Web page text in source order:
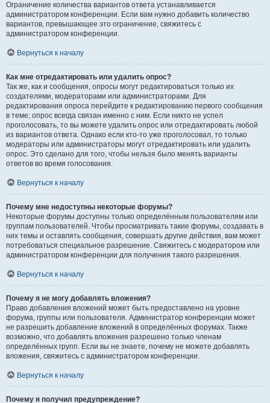
Ограничение количества вариантов ответа устанавливается
администратором конференции. Если вам нужно добавить количество
вариантов, превышающее это ограничение, свяжитесь с
администратором конференции.
Вернуться к началу
Как мне отредактировать или удалить опрос?
Так же, как и сообщения, опросы могут редактироваться только их
создателями, модераторами или администраторами. Для
редактирования опроса перейдите к редактированию первого сообщения
в теме; опрос всегда связан именно с ним. Если никто не успел
проголосовать, то вы можете удалить опрос или отредактировать любой
из вариантов ответа. Однако если кто-то уже проголосовал, то только
модераторы или администраторы могут отредактировать или удалить
опрос. Это сделано для того, чтобы нельзя было менять варианты
ответов во время голосования.
Вернуться к началу
Почему мне недоступны некоторые форумы?
Некоторые форумы доступны только определённым пользователям или
группам пользователей. Чтобы просматривать такие форумы, создавать в
них темы и оставлять сообщения, совершать другие действия, вам может
потребоваться специальное разрешение. Свяжитесь с модератором или
администратором конференции для получения такого разрешения.
Вернуться к началу
Почему я не могу добавлять вложения?
Право добавления вложений может быть предоставлено на уровне
форума, группы или пользователя. Администратор конференции может
не разрешить добавление вложений в определённых форумах. Также
возможно, что добавлять вложения разрешено только членам
определённых групп. Если вы не знаете, почему не можете добавлять
вложения, свяжитесь с администратором конференции.
Вернуться к началу
Почему я получил предупреждение?